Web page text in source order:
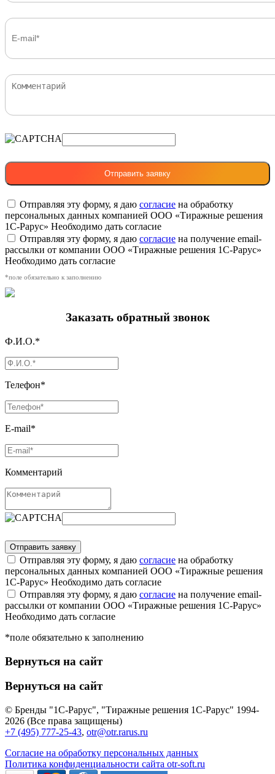
Отправляя эту форму, я даю согласие на обработку
персональных данных компанией ООО «Тиражные решения
1С-Рарус» Необходимо дать согласие
Отправляя эту форму, я даю согласие на получение email-
рассылки от компании ООО «Тиражные решения 1С-Рарус»
Необходимо дать согласие
*поле обязательно к заполнению
Заказать обратный звонок
Ф.И.О.*
Телефон*
E-mail*
Комментарий
Отправляя эту форму, я даю согласие на обработку
персональных данных компанией ООО «Тиражные решения
1С-Рарус» Необходимо дать согласие
Отправляя эту форму, я даю согласие на получение email-
рассылки от компании ООО «Тиражные решения 1С-Рарус»
Необходимо дать согласие
*поле обязательно к заполнению
Вернуться на сайт
Вернуться на сайт
© Бренды "1С-Рарус", "Тиражные решения 1С-Рарус" 1994-
2026 (Все права защищены)
+7 (495) 777-25-43, otr@otr.rarus.ru
Согласие на обработку персональных данных
Политика конфиденциальности сайта otr-soft.ru